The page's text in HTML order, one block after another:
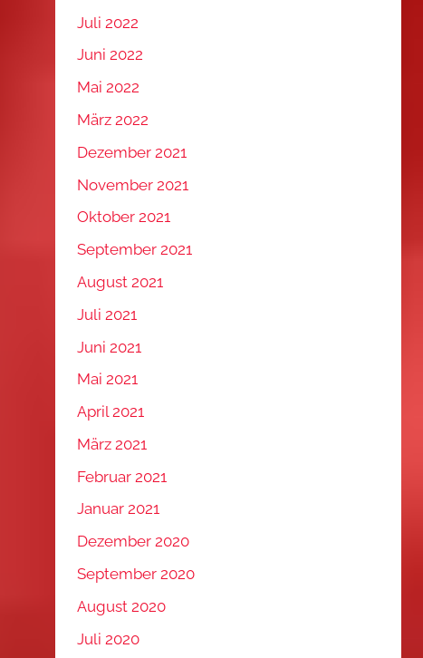
Juli 2022
Juni 2022
Mai 2022
März 2022
Dezember 2021
November 2021
Oktober 2021
September 2021
August 2021
Juli 2021
Juni 2021
Mai 2021
April 2021
März 2021
Februar 2021
Januar 2021
Dezember 2020
September 2020
August 2020
Juli 2020